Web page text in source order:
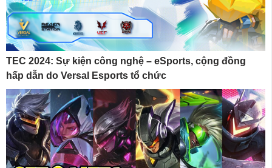
TEC 2024: Sự kiện công nghệ – eSports, cộng đồng
hấp dẫn do Versal Esports tổ chức